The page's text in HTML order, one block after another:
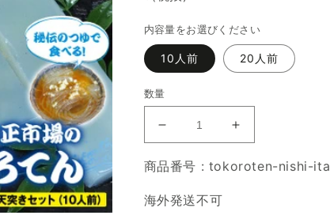
内容量をお選びください
10人前 20人前
数量
こ
て
板
こ
商品番号 : tokoroten-nishi-ita
海外発送不可